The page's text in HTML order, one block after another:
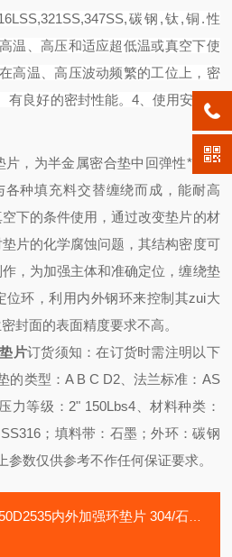
碳钢,钛,铜.性
温、高压和适应超低温或真空下使
高温、高压波动频繁的工位上，密
良好的密封性能。4、使用安装方
片，为半金属密合垫中回弹性*的垫
各种填充料交替缠绕而成，能耐高
下的条件使用，通过改变垫片的材
片的化学腐蚀问题，其结构密度可
，为加强主体和准确定位，缠绕垫
位环，利用内外钢环来控制其zui大
密封面的表面精度要求不高。
片订货须知：在订货时需注明以下
的类型：A B C D2、法兰标准：AS
力等级：2" 150Lbs4、材料种类：
；填料带：石墨；外环：碳钢
数仅供参考不作任何保证要求。
内外加强环垫片 304/石墨缠绕垫片